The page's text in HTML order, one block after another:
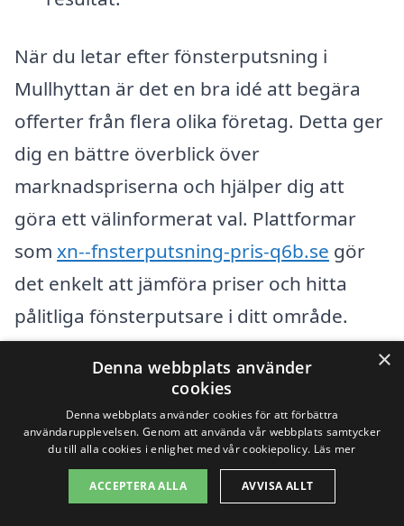
När du letar efter fönsterputsning i
Mullhyttan är det en bra idé att begära
offerter från flera olika företag. Detta ger
dig en bättre överblick över
marknadspriserna och hjälper dig att
göra ett välinformerat val. Plattformar
som xn--fnsterputsning-pris-q6b.se gör
det enkelt att jämföra priser och hitta
pålitliga fönsterputsare i ditt område.
Kom ihåg att det inte bara handlar om
priset. Kvalitet och pålitlighet är också
viktiga faktorer att beakta. Att välja ett
företag med goda referenser och
recensioner kan göra stor skillnad i
×
Denna webbplats använder
cookies
Denna webbplats använder cookies för att förbättra
användarupplevelsen. Genom att använda vår webbplats samtycker
du till alla cookies i enlighet med vår cookiepolicy. Läs mer
ACCEPTERA ALLA AVVISA ALLT